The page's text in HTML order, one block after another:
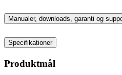
Manualer, downloads, garanti og
Specifikationer
Produktmål